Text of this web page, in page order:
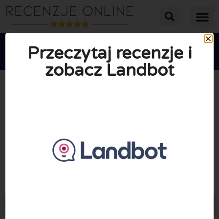
 
Przeczytaj recenzje i
zobacz Landbot